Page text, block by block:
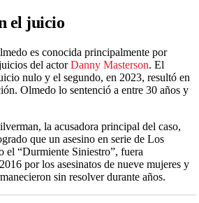
el juicio
es conocida principalmente por
del actorDanny Masterson. El
nulo y el segundo, en 2023, resultó en
Olmedo lo sentenció a entre 30 años y
la acusadora principal del caso,
que un asesino en serie de Los
el “Durmiente Siniestro”, fuera
por los asesinatos de nueve mujeres y
sin resolver durante años.